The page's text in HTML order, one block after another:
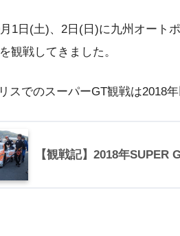
1日(土)、2日(日)に九州オート
観戦してきました。
スでのスーパーGT観戦は2018
【観戦記】2018年SUPER